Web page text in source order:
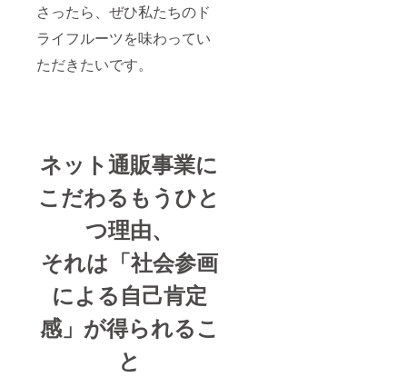
さったら、ぜひ私たちのド
ライフルーツを味わってい
ただきたいです。
ネット通販事業に
こだわるもうひと
つ理由、
それは「社会参画
による自己肯定
感」が得られるこ
と